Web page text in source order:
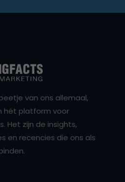
van ons allemaal,
hét platform voor
Het zijn de insights,
en recencies die ons als